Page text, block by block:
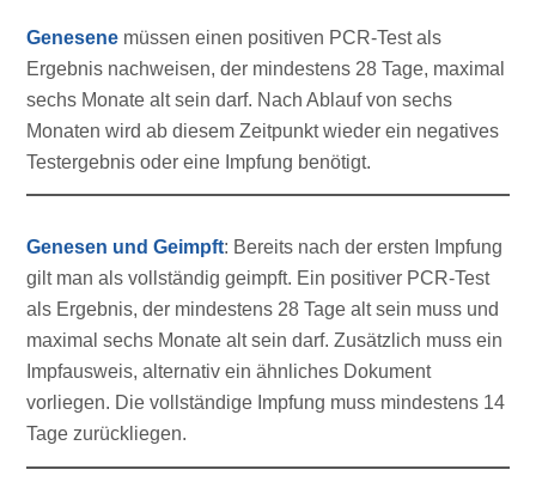
Genesene müssen einen positiven PCR-Test als
Ergebnis nachweisen, der mindestens 28 Tage, maximal
sechs Monate alt sein darf. Nach Ablauf von sechs
Monaten wird ab diesem Zeitpunkt wieder ein negatives
Testergebnis oder eine Impfung benötigt.
Genesen und Geimpft: Bereits nach der ersten Impfung
gilt man als vollständig geimpft. Ein positiver PCR-Test
als Ergebnis, der mindestens 28 Tage alt sein muss und
maximal sechs Monate alt sein darf. Zusätzlich muss ein
Impfausweis, alternativ ein ähnliches Dokument
vorliegen. Die vollständige Impfung muss mindestens 14
Tage zurückliegen.